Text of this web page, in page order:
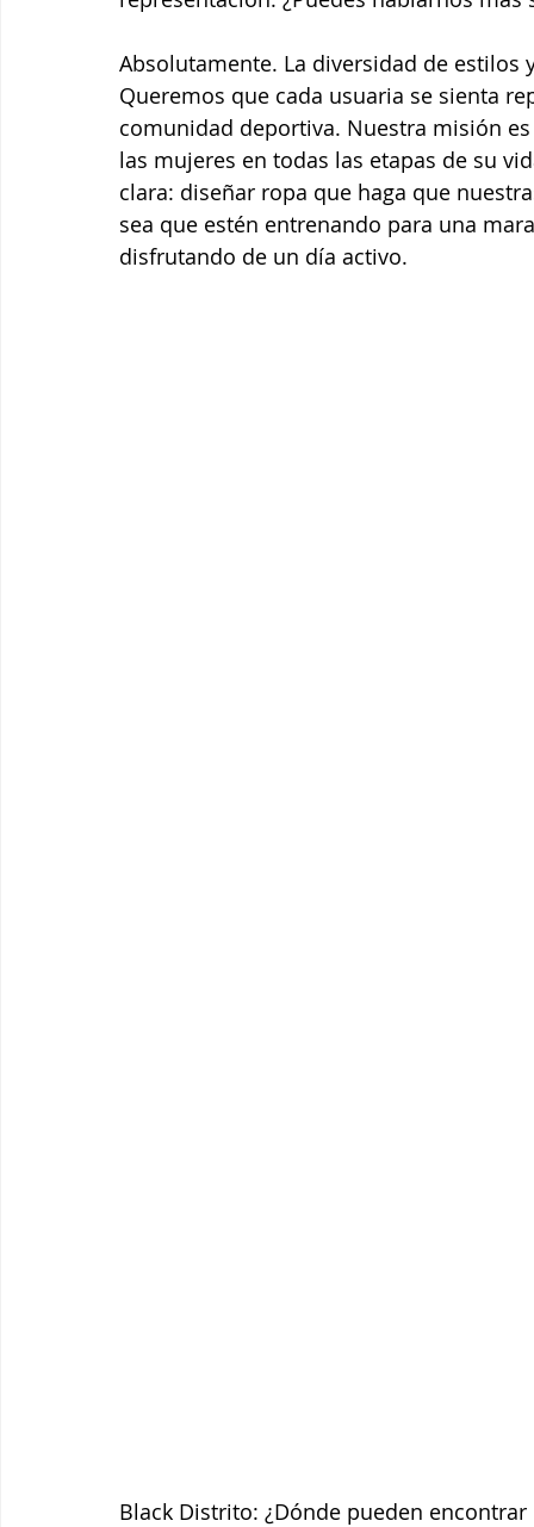
Absolutamente. La diversidad de
Queremos que cada usuaria se sienta
comunidad deportiva. Nuestra misión
las mujeres en todas las etapas de su
clara: diseñar ropa que haga que
sea que estén entrenando para una
disfrutando de un día activo.
Black Distrito: ¿Dónde pueden